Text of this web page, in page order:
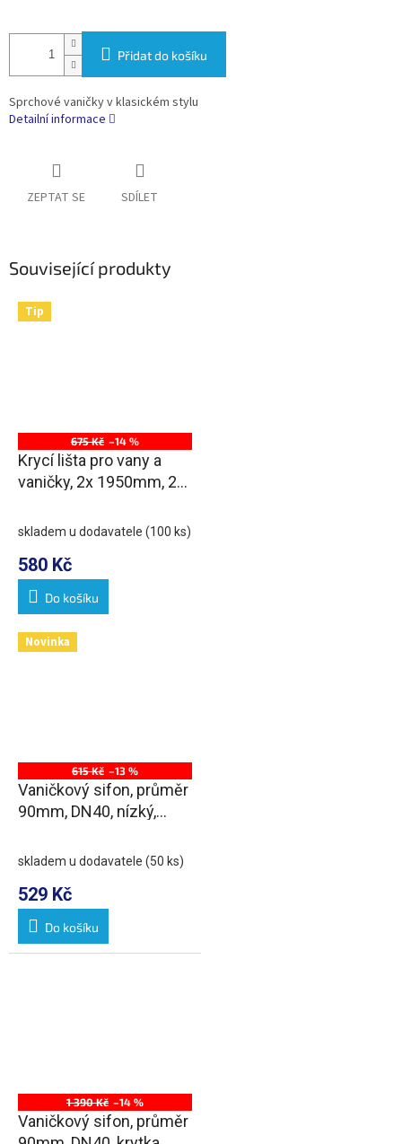
Přidat do košíku
Sprchové vaničky v klasickém stylu
Detailní informace
ZEPTAT SE SDÍLET
Související produkty
Tip
675 Kč –14 %
Krycí lišta pro vany a
vaničky, 2x 1950mm, 2x
skladem u dodavatele (100 ks)
580 Kč
Do košíku
Novinka
615 Kč –13 %
Vaničkový sifon, průměr
90mm, DN40, nízký,
skladem u dodavatele (50 ks)
529 Kč
Do košíku
1 390 Kč –14 %
Vaničkový sifon, průměr